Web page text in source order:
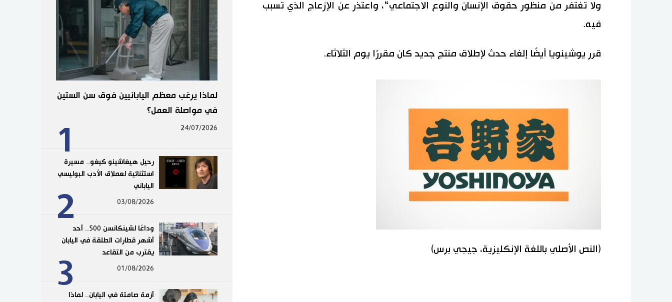
ولا تغتفر من منظور حقوق الإنسان والنوع الاجتماعي“، واعتذر عن الإزعاج الذي تسبب
فيه.
قرر يوشينويا أيضًا إلغاء حدث لإطلاق منتج جديد كان مقررًا يوم الثلاثاء.
(النص الأصلي باللغة الإنكليزية، جيجي برس)
1
لماذا يرغب معظم اليابانيين فوق سن الستين
في مواصلة العمل؟
24/07/2026
2
رحيل هيغاشينو كيغو.. مسيرة
استثنائية لعملاق الأدب البوليسي
الياباني
03/08/2026
3
وداعًا لشينكانسن 500.. أحد
أشهر قطارات الطلقة في اليابان
يقترب من التقاعد
01/08/2026
أزمة صامتة في اليابان.. لماذا